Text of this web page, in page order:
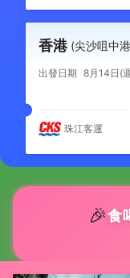
香港 (尖沙咀中
出發日期 8月14日(
珠江客運
🎉食